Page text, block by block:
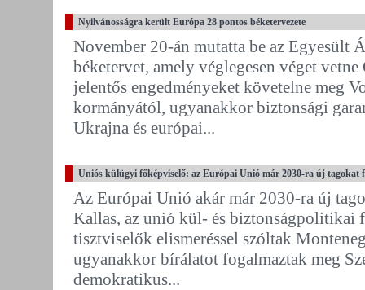
Nyilvánosságra került Európa 28 pontos béketervezete
November 20-án mutatta be az Egyesült
béketervet, amely véglegesen véget
jelentős engedményeket követelne meg
kormányától, ugyanakkor biztonsági
Ukrajna és európai...
Uniós külügyi főképviselő: az Európai Unió már 2030-ra új tagokat
Az Európai Unió akár már 2030-ra új
Kallas, az unió kül- és biztonságpolitikai
tisztviselők elismeréssel szóltak
ugyanakkor bírálatot fogalmaztak meg
demokratikus...